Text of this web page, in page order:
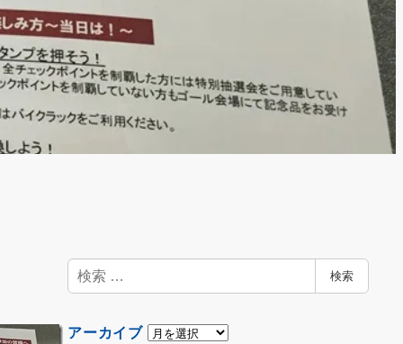
検
索
検索
アーカイブ ア